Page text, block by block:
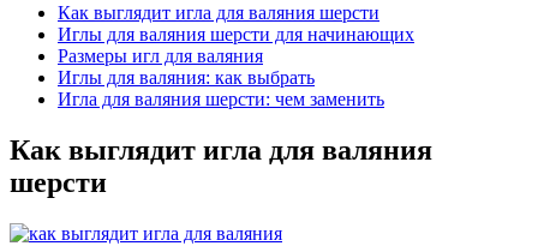
Как выглядит игла для валяния шерсти
Иглы для валяния шерсти для начинающих
Размеры игл для валяния
Иглы для валяния: как выбрать
Игла для валяния шерсти: чем заменить
Как выглядит игла для валяния
шерсти